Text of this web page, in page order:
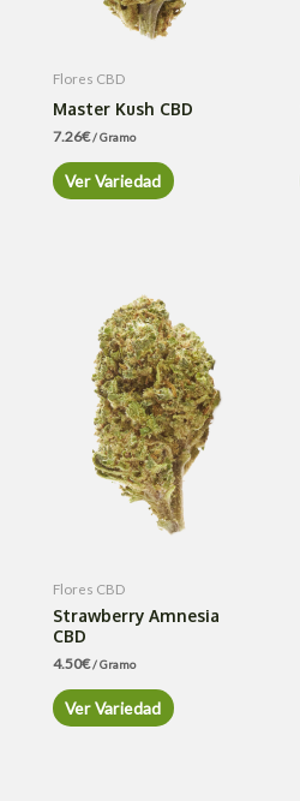
Flores CBD
Master Kush CBD
7.26€/ Gramo
Ver Variedad
Flores CBD
Strawberry Amnesia
CBD
4.50€/ Gramo
Ver Variedad